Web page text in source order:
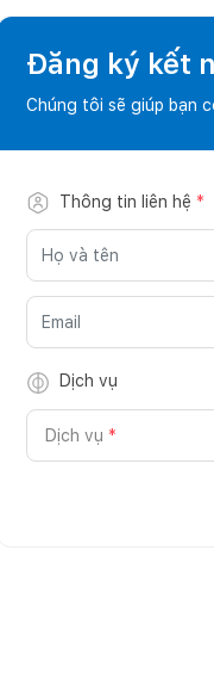
Đăng ký kết
Chúng tôi sẽ giúp bạn
Thông tin liên hệ *
Dịch vụ
Dịch vụ *